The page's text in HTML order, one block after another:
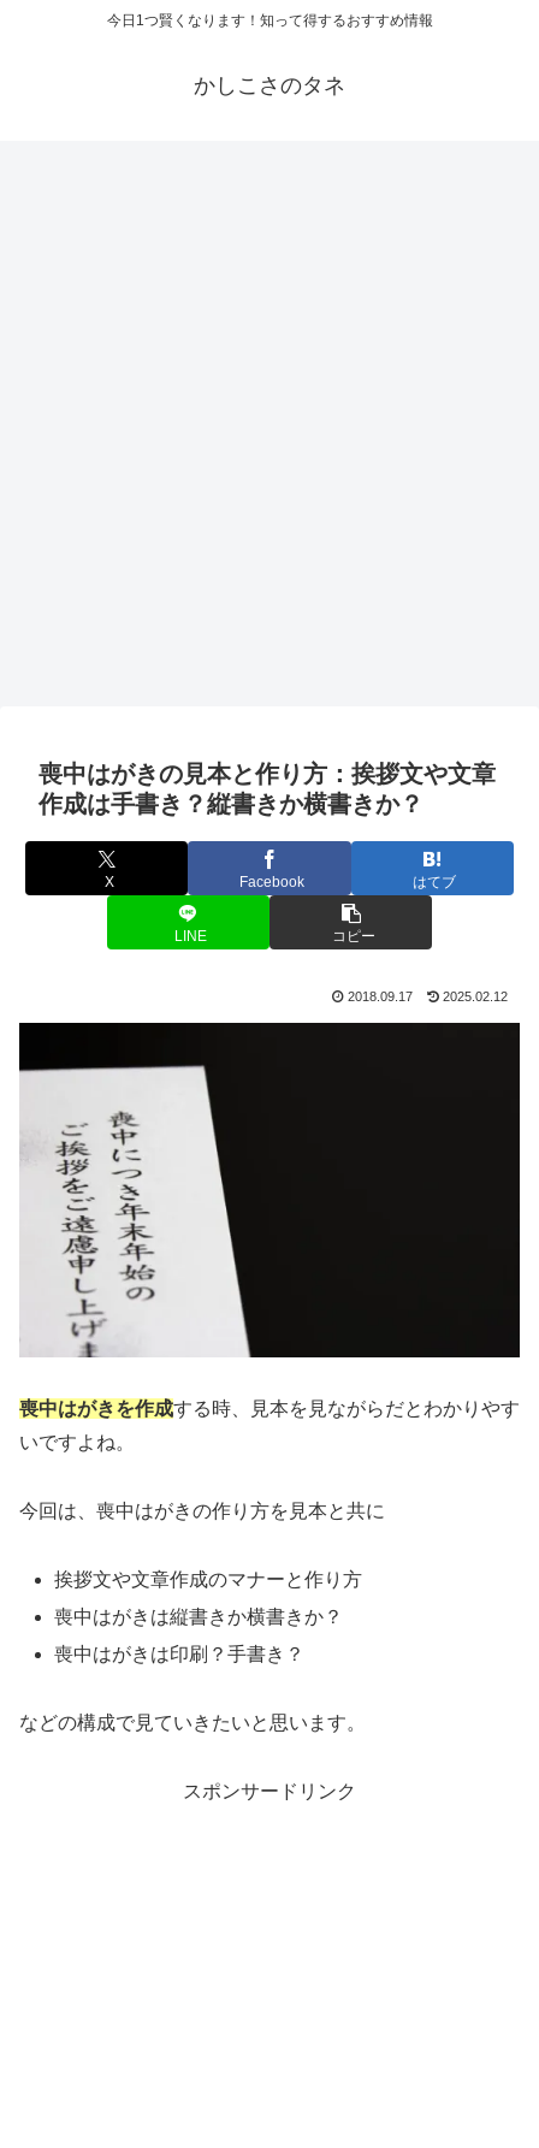
今日1つ賢くなります！知って得するおすすめ情報
かしこさのタネ
喪中はがきの見本と作り方：挨拶文や文章
作成は手書き？縦書きか横書きか？
X Facebook はてブ
LINE コピー
2018.09.17 2025.02.12
喪中はがきを作成する時、見本を見ながらだとわかりやす
いですよね。
今回は、喪中はがきの作り方を見本と共に
挨拶文や文章作成のマナーと作り方
喪中はがきは縦書きか横書きか？
喪中はがきは印刷？手書き？
などの構成で見ていきたいと思います。
スポンサードリンク